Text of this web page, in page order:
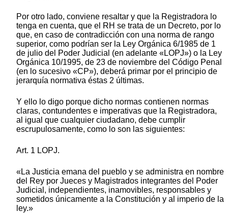
Por otro lado, conviene resaltar y que la Registradora lo
tenga en cuenta, que el RH se trata de un Decreto, por lo
que, en caso de contradicción con una norma de rango
superior, como podrían ser la Ley Orgánica 6/1985 de 1
de julio del Poder Judicial (en adelante «LOPJ») o la Ley
Orgánica 10/1995, de 23 de noviembre del Código Penal
(en lo sucesivo «CP»), deberá primar por el principio de
jerarquía normativa éstas 2 últimas.
Y ello lo digo porque dicho normas contienen normas
claras, contundentes e imperativas que la Registradora,
al igual que cualquier ciudadano, debe cumplir
escrupulosamente, como lo son las siguientes:
Art. 1 LOPJ.
«La Justicia emana del pueblo y se administra en nombre
del Rey por Jueces y Magistrados integrantes del Poder
Judicial, independientes, inamovibles, responsables y
sometidos únicamente a la Constitución y al imperio de la
ley.»